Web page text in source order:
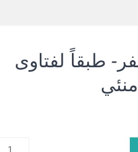
طبقاً لفتاوى